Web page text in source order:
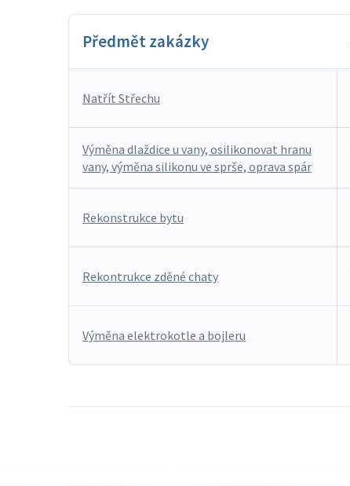
Předmět zakázky
Natřít Střechu
Výměna dlaždice u vany, osilikonovat hranu
vany, výměna silikonu ve sprše, oprava spár
Rekonstrukce bytu
Rekontrukce zděné chaty
Výměna elektrokotle a bojleru